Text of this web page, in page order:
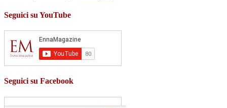
Seguici su YouTube
Seguici su Facebook